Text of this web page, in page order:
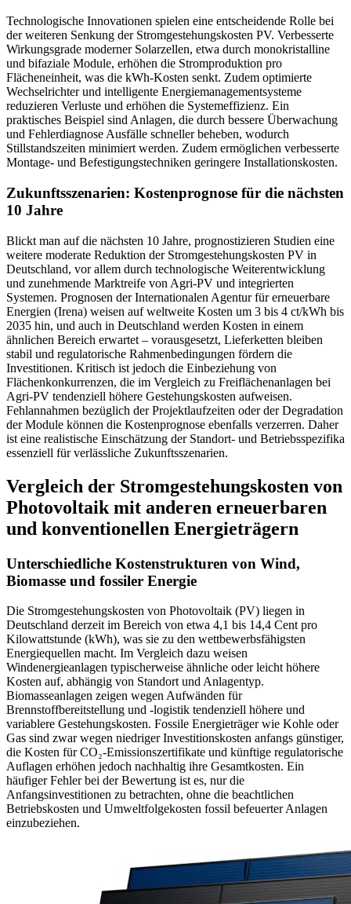
Technologische Innovationen spielen eine entscheidende Rolle bei
der weiteren Senkung der Stromgestehungskosten PV. Verbesserte
Wirkungsgrade moderner Solarzellen, etwa durch monokristalline
und bifaziale Module, erhöhen die Stromproduktion pro
Flächeneinheit, was die kWh-Kosten senkt. Zudem optimierte
Wechselrichter und intelligente Energiemanagementsysteme
reduzieren Verluste und erhöhen die Systemeffizienz. Ein
praktisches Beispiel sind Anlagen, die durch bessere Überwachung
und Fehlerdiagnose Ausfälle schneller beheben, wodurch
Stillstandszeiten minimiert werden. Zudem ermöglichen verbesserte
Montage- und Befestigungstechniken geringere Installationskosten.
Zukunftsszenarien: Kostenprognose für die nächsten
10 Jahre
Blickt man auf die nächsten 10 Jahre, prognostizieren Studien eine
weitere moderate Reduktion der Stromgestehungskosten PV in
Deutschland, vor allem durch technologische Weiterentwicklung
und zunehmende Marktreife von Agri-PV und integrierten
Systemen. Prognosen der Internationalen Agentur für erneuerbare
Energien (Irena) weisen auf weltweite Kosten um 3 bis 4 ct/kWh bis
2035 hin, und auch in Deutschland werden Kosten in einem
ähnlichen Bereich erwartet – vorausgesetzt, Lieferketten bleiben
stabil und regulatorische Rahmenbedingungen fördern die
Investitionen. Kritisch ist jedoch die Einbeziehung von
Flächenkonkurrenzen, die im Vergleich zu Freiflächenanlagen bei
Agri-PV tendenziell höhere Gestehungskosten aufweisen.
Fehlannahmen bezüglich der Projektlaufzeiten oder der Degradation
der Module können die Kostenprognose ebenfalls verzerren. Daher
ist eine realistische Einschätzung der Standort- und Betriebsspezifika
essenziell für verlässliche Zukunftsszenarien.
Vergleich der Stromgestehungskosten von
Photovoltaik mit anderen erneuerbaren
und konventionellen Energieträgern
Unterschiedliche Kostenstrukturen von Wind,
Biomasse und fossiler Energie
Die Stromgestehungskosten von Photovoltaik (PV) liegen in
Deutschland derzeit im Bereich von etwa 4,1 bis 14,4 Cent pro
Kilowattstunde (kWh), was sie zu den wettbewerbsfähigsten
Energiequellen macht. Im Vergleich dazu weisen
Windenergieanlagen typischerweise ähnliche oder leicht höhere
Kosten auf, abhängig von Standort und Anlagentyp.
Biomasseanlagen zeigen wegen Aufwänden für
Brennstoffbereitstellung und -logistik tendenziell höhere und
variablere Gestehungskosten. Fossile Energieträger wie Kohle oder
Gas sind zwar wegen niedriger Investitionskosten anfangs günstiger,
die Kosten für CO₂-Emissionszertifikate und künftige regulatorische
Auflagen erhöhen jedoch nachhaltig ihre Gesamtkosten. Ein
häufiger Fehler bei der Bewertung ist es, nur die
Anfangsinvestitionen zu betrachten, ohne die beachtlichen
Betriebskosten und Umweltfolgekosten fossil befeuerter Anlagen
einzubeziehen.